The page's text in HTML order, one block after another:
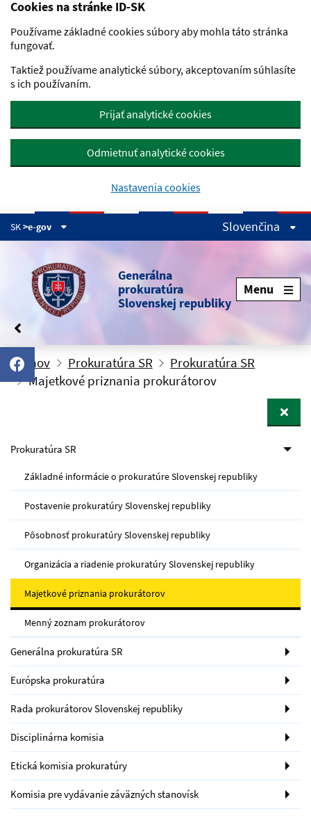
Preskočiť na hlavný obsah
Cookies na stránke ID-SK
Používame základné cookies súbory aby mohla táto stránka
fungovať.
Taktiež používame analytické súbory, akceptovaním súhlasíte
s ich používaním.
Prijať analytické cookies
Odmietnuť analytické cookies
Nastavenia cookies
SK>e-gov Slovenčina
Generálna
prokuratúra
Slovenskej republiky
Menu
Domov Prokuratúra SR
Prokuratúra SR
Majetkové priznania prokurátorov
Prokuratúra SR
Základné informácie o prokuratúre Slovenskej republiky
Postavenie prokuratúry Slovenskej republiky
Pôsobnosť prokuratúry Slovenskej republiky
Organizácia a riadenie prokuratúry Slovenskej republiky
Majetkové priznania prokurátorov
Menný zoznam prokurátorov
Generálna prokuratúra SR
Európska prokuratúra
Rada prokurátorov Slovenskej republiky
Disciplinárna komisia
Etická komisia prokuratúry
Komisia pre vydávanie záväzných stanovísk